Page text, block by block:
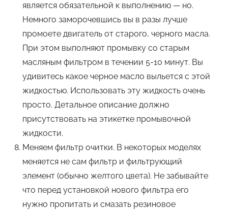
является обязательной к выполнению — но.
Немного заморочевшись вы в разы лучше
промоете двигатель от старого, черного масла.
При этом выполняют промывку со старым
масляным фильтром в течении 5-10 минут. Вы
удивитесь какое черное масло выльется с этой
жидкостью. Использовать эту жидкость очень
просто. Детальное описание должно
присутствовать на этикетке промывочной
жидкости.
Меняем фильтр очитки. В некоторых моделях
меняется не сам фильтр и фильтрующий
элемент (обычно желтого цвета). Не забывайте
что перед установкой нового фильтра его
нужно пропитать и смазать резиновое